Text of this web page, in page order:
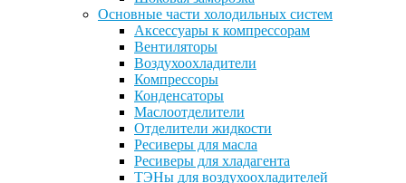
Основные части холодильных систем
Аксессуары к компрессорам
Вентиляторы
Воздухоохладители
Компрессоры
Конденсаторы
Маслоотделители
Отделители жидкости
Ресиверы для масла
Ресиверы для хладагента
ТЭНы для воздухоохладителей